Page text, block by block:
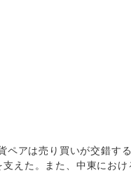
アは売り買いが交錯す
えた。また、中東にお